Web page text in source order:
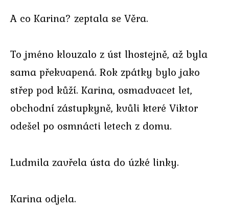
A co Karina? zeptala se Věra.
To jméno klouzalo z úst lhostejně, až byla
sama překvapená. Rok zpátky bylo jako
střep pod kůží. Karina, osmadvacet let,
obchodní zástupkyně, kvůli které Viktor
odešel po osmnácti letech z domu.
Ludmila zavřela ústa do úzké linky.
Karina odjela.